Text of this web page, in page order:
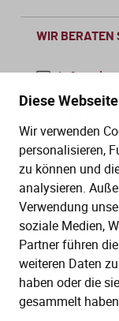
Diese
Wir verwenden
personalisieren,
zu können und
analysieren.
Verwendung
soziale Medien,
Partner führen
weiteren Daten
haben oder die
gesammelt
WIR BERATEN
Mo.–Do.
Fr.
SERVICE
Hilfe (FAQ)
Gesetze
Kontakt
KAUF UND
Versand und